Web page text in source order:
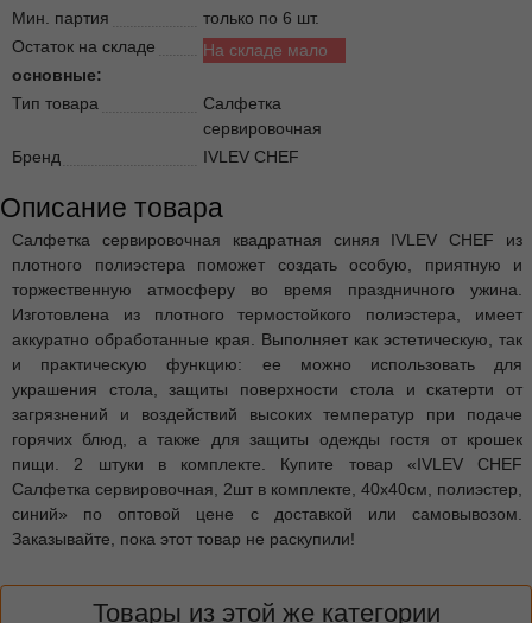
Мин. партия
только по 6 шт.
Остаток на складе
На складе мало
основные:
Тип товара
Салфетка
сервировочная
Бренд
IVLEV CHEF
Описание товара
Салфетка сервировочная квадратная синяя IVLEV CHEF из
плотного полиэстера поможет создать особую, приятную и
торжественную атмосферу во время праздничного ужина.
Изготовлена из плотного термостойкого полиэстера, имеет
аккуратно обработанные края. Выполняет как эстетическую, так
и практическую функцию: ее можно использовать для
украшения стола, защиты поверхности стола и скатерти от
загрязнений и воздействий высоких температур при подаче
горячих блюд, а также для защиты одежды гостя от крошек
пищи. 2 штуки в комплекте. Купите товар «IVLEV CHEF
Салфетка сервировочная, 2шт в комплекте, 40х40см, полиэстер,
синий» по оптовой цене с доставкой или самовывозом.
Заказывайте, пока этот товар не раскупили!
Товары из этой же категории